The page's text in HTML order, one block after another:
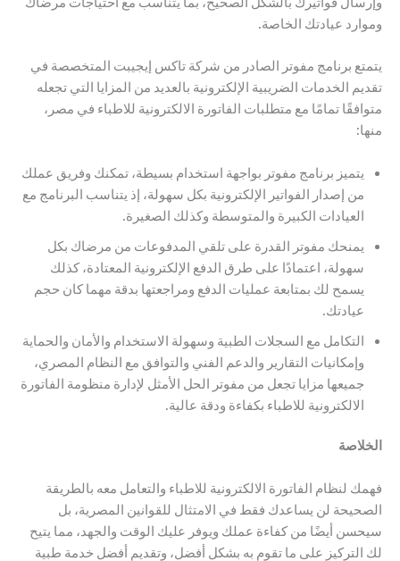
وموارد عيادتك الخاصة.
يتمتع برنامج مفوتر الصادر من شركة تاكس إيجيبت المتخصصة في
تقديم الخدمات الضريبية الإلكترونية بالعديد من المزايا التي تجعله
متوافقًا تمامًا مع متطلبات الفاتورة الالكترونية للاطباء في مصر،
منها:
يتميز برنامج مفوتر بواجهة استخدام بسيطة، تمكنك وفريق عملك
من إصدار الفواتير الإلكترونية بكل سهولة، إذ يتناسب البرنامج مع
العيادات الكبيرة والمتوسطة وكذلك الصغيرة.
يمنحك مفوتر القدرة على تلقي المدفوعات من مرضاك بكل
سهولة، اعتمادًا على طرق الدفع الإلكترونية المعتادة، كذلك
يسمح لك بمتابعة عمليات الدفع ومراجعتها بدقة مهما كان حجم
عيادتك.
التكامل مع السجلات الطبية وسهولة الاستخدام والأمان والحماية
وإمكانيات التقارير والدعم الفني والتوافق مع النظام المصري،
جميعها مزايا تجعل من مفوتر الحل الأمثل لإدارة منظومة الفاتورة
الالكترونية للاطباء بكفاءة ودقة عالية.
الخلاصة
فهمك لنظام الفاتورة الالكترونية للاطباء والتعامل معه بالطريقة
الصحيحة لن يساعدك فقط في الامتثال للقوانين المصرية، بل
سيحسن أيضًا من كفاءة عملك ويوفر عليك الوقت والجهد، مما يتيح
لك التركيز على ما تقوم به بشكل أفضل، وتقديم أفضل خدمة طبية